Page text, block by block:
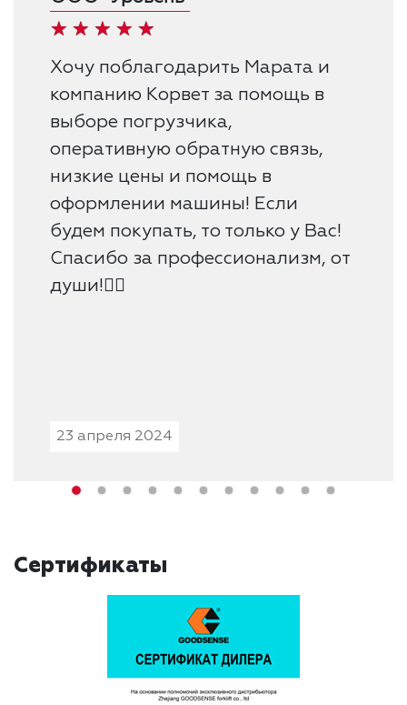
Хочу поблагодарить Марата и
компанию Корвет за помощь в
выборе погрузчика,
оперативную обратную связь,
низкие цены и помощь в
оформлении машины! Если
будем покупать, то только у Вас!
Спасибо за профессионализм, от
души!👍🏻
23 апреля 2024
Сертификаты